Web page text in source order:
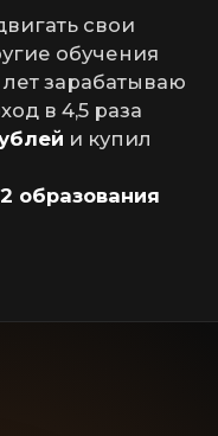
свои
обучения
лет зарабатываю
в 4,5 раза
и купил
образования